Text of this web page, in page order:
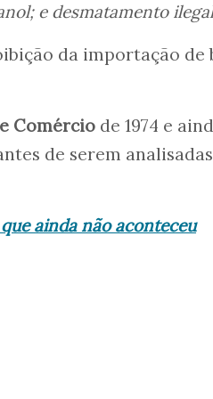
e desmatamento
da importação de
Comércio de 1974 e
de serem
ainda não aconteceu